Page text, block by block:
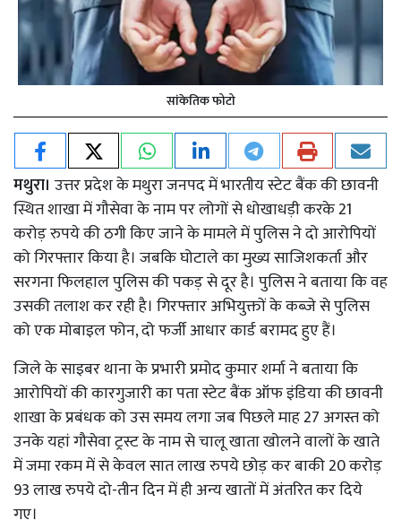
सांकेतिक फोटो
मथुरा। उत्तर प्रदेश के मथुरा जनपद में भारतीय स्टेट बैंक की छावनी
स्थित शाखा में गौसेवा के नाम पर लोगों से धोखाधड़ी करके 21
करोड़ रुपये की ठगी किए जाने के मामले में पुलिस ने दो आरोपियों
को गिरफ्तार किया है। जबकि घोटाले का मुख्य साजिशकर्ता और
सरगना फिलहाल पुलिस की पकड़ से दूर है। पुलिस ने बताया कि वह
उसकी तलाश कर रही है। गिरफ्तार अभियुक्तों के कब्जे से पुलिस
को एक मोबाइल फोन, दो फर्जी आधार कार्ड बरामद हुए हैं।
जिले के साइबर थाना के प्रभारी प्रमोद कुमार शर्मा ने बताया कि
आरोपियों की कारगुजारी का पता स्टेट बैंक ऑफ इंडिया की छावनी
शाखा के प्रबंधक को उस समय लगा जब पिछले माह 27 अगस्त को
उनके यहां गौसेवा ट्रस्ट के नाम से चालू खाता खोलने वालों के खाते
में जमा रकम में से केवल सात लाख रुपये छोड़ कर बाकी 20 करोड़
93 लाख रुपये दो-तीन दिन में ही अन्य खातों में अंतरित कर दिये
गए।